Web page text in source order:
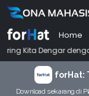
Home
dengan Ini
forHat:
Download sekarang di